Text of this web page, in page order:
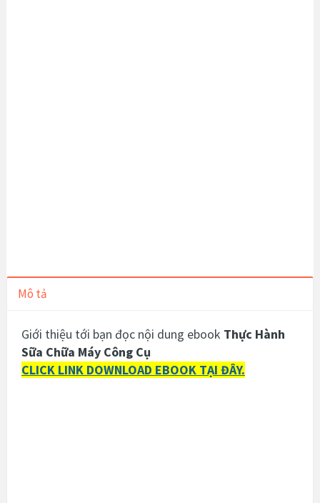
Mô tả
Giới thiệu tới bạn đọc nội dung ebook Thực Hành
Sữa Chữa Máy Công Cụ
CLICK LINK DOWNLOAD EBOOK TẠI ĐÂY.